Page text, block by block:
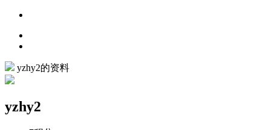
yzhy2的资料
yzhy2